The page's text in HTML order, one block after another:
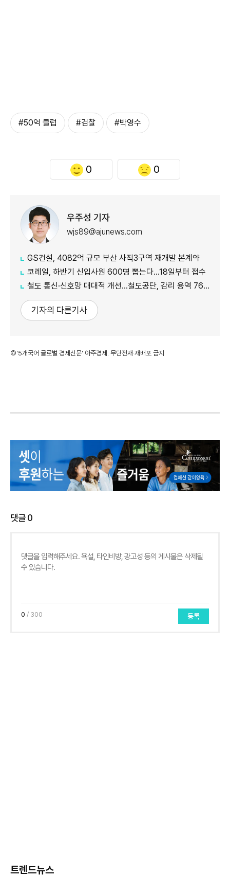
#50억 클럽 #검찰 #박영수
0 0
우주성 기자
wjs89@ajunews.com
GS건설, 4082억 규모 부산 사직3구역 재개발 본계약
코레일, 하반기 신입사원 600명 뽑는다…18일부터 접수
철도 통신·신호망 대대적 개선…철도공단, 감리 용역 761억원 발주
기자의 다른기사
©'5개국어 글로벌 경제신문' 아주경제. 무단전재·재배포 금지
댓글0
0 / 300 등록
트렌드뉴스